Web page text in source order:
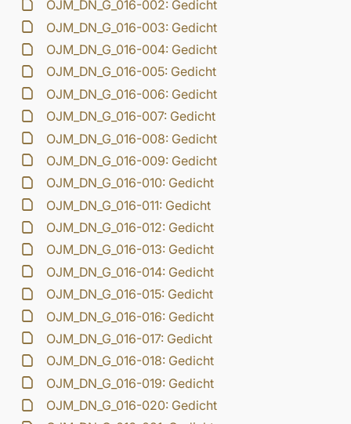
OJM_DN_G_016-002: Gedicht
OJM_DN_G_016-003: Gedicht
OJM_DN_G_016-004: Gedicht
OJM_DN_G_016-005: Gedicht
OJM_DN_G_016-006: Gedicht
OJM_DN_G_016-007: Gedicht
OJM_DN_G_016-008: Gedicht
OJM_DN_G_016-009: Gedicht
OJM_DN_G_016-010: Gedicht
OJM_DN_G_016-011: Gedicht
OJM_DN_G_016-012: Gedicht
OJM_DN_G_016-013: Gedicht
OJM_DN_G_016-014: Gedicht
OJM_DN_G_016-015: Gedicht
OJM_DN_G_016-016: Gedicht
OJM_DN_G_016-017: Gedicht
OJM_DN_G_016-018: Gedicht
OJM_DN_G_016-019: Gedicht
OJM_DN_G_016-020: Gedicht